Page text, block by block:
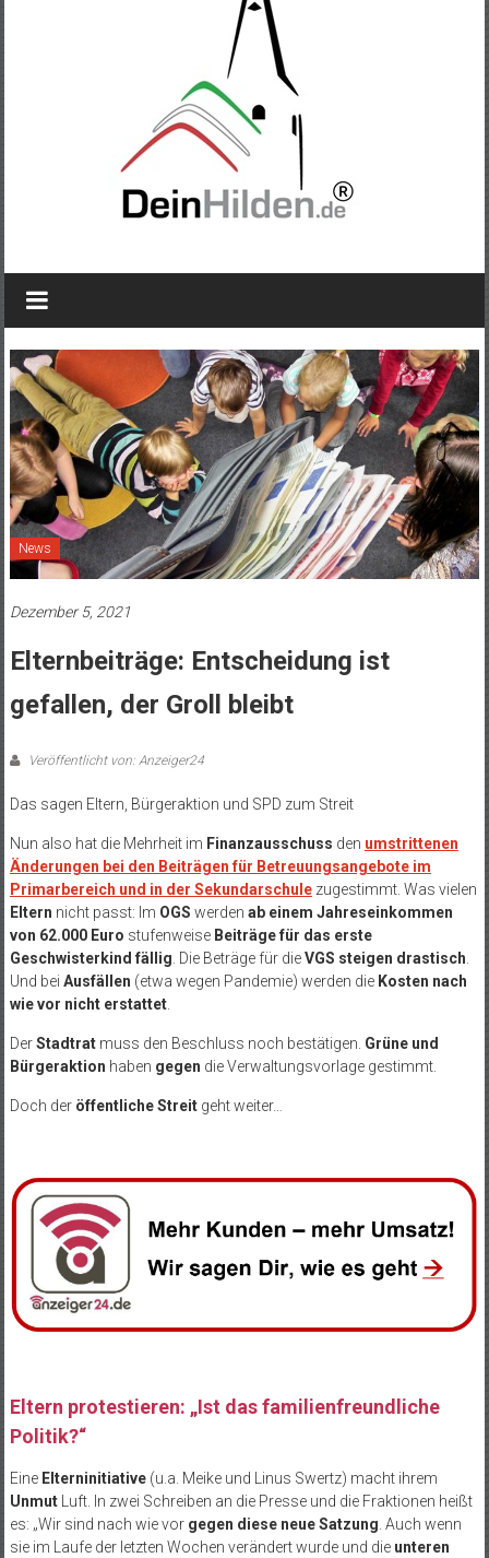
News
Dezember 5, 2021
Elternbeiträge: Entscheidung ist
gefallen, der Groll bleibt
Veröffentlicht von: Anzeiger24
Das sagen Eltern, Bürgeraktion und SPD zum Streit
Nun also hat die Mehrheit im Finanzausschuss den umstrittenen
Änderungen bei den Beiträgen für Betreuungsangebote im
Primarbereich und in der Sekundarschulezugestimmt. Was vielen
Eltern nicht passt: Im OGS werden ab einem Jahreseinkommen
von 62.000 Euro stufenweise Beiträge für das erste
Geschwisterkind fällig . Die Beträge für dieVGS steigen drastisch
Und bei Ausfällen (etwa wegen Pandemie) werden die Kosten nach
wie vor nicht erstattet.
DerStadtratmuss den Beschluss noch bestätigen. Grüne und
Bürgeraktion haben gegen die Verwaltungsvorlage gestimmt.
Doch der öffentliche Streitgeht weiter…
Eltern protestieren: „Ist das familienfreundliche
Politik?“
Eine Elterninitiative(u.a. Meike und Linus Swertz) macht ihrem
UnmutLuft. In zwei Schreiben an die Presse und die Fraktionen heißt
es: „Wir sind nach wie vor gegen diese neue Satzung. Auch wenn
sie im Laufe der letzten Wochen verändert wurde und die unteren